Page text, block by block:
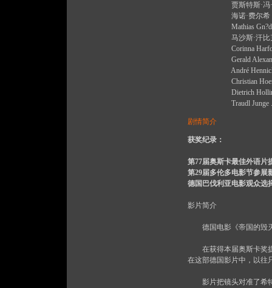
贾斯特斯·冯·多纳伊
海诺·费尔希 Heino
Mathias Gn?dinger ....
马沙斯·汗比克
Corinna Harfouch
Gerald Alexander
André Hennicke ....
Christian Hoening ....
Dietrich
Traudl Junge ....
剧情简介
获奖纪录：
第77届奥斯卡最佳外语片
第29届多伦多电影节参展
德国巴伐利亚电影观众选
影片简介
德国电影《帝国的毁
在获得本届奥斯卡奖提
在这部德国影片中，以往
影片把镜头对准了希特